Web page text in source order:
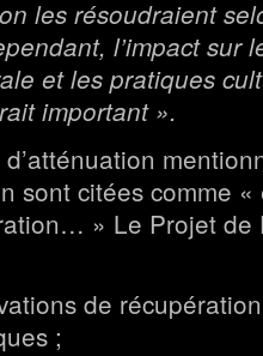
les résoudraient
l’impact sur
et les pratiques
important ».
sont citées comme «
» Le Projet de
de
;